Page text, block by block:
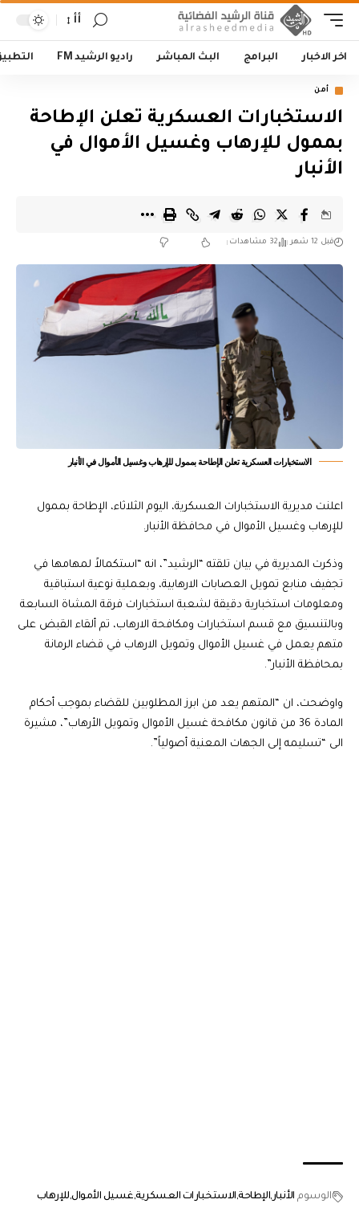
أأ
اخر الاخبار البرامج البث المباشر راديو الرشيد FM
أمن
الاستخبارات العسكرية تعلن الإطاحة
بممول للإرهاب وغسيل الأموال في
الأنبار
قبل 12 شهر 32 مشاهدات
الاستخبارات العسكرية تعلن الإطاحة بممول للإرهاب وغسيل الأموال في الأنبار
اعلنت مديرية الاستخبارات العسكرية، اليوم الثلاثاء، الإطاحة بممول
للإرهاب وغسيل الأموال في محافظة الأنبار.
وذكرت المديرية في بيان تلقته “الرشيد”، انه “استكمالاً لمهامها في
تجفيف منابع تمويل العصابات الارهابية، وبعملية نوعية استباقية
ومعلومات استخبارية دقيقة لشعبة استخبارات فرقة المشاة السابعة
وبالتنسيق مع قسم استخبارات ومكافحة الارهاب، تم ألقاء القبض على
متهم يعمل في غسيل الأموال وتمويل الارهاب في قضاء الرمانة
بمحافظة الأنبار”.
واوضحت، ان “المتهم يعد من ابرز المطلوبين للقضاء بموجب أحكام
المادة 36 من قانون مكافحة غسيل الأموال وتمويل الأرهاب”، مشيرة
الى “تسليمه إلى الجهات المعنية أصولياً”.
الوسوم الأنبار الإطاحة الاستخبارات العسكرية غسيل الأموال للإرهاب